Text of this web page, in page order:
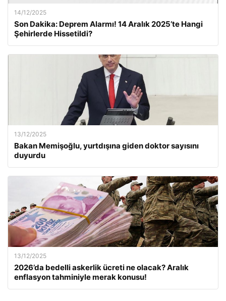
14/12/2025
Son Dakika: Deprem Alarmı! 14 Aralık 2025’te Hangi
Şehirlerde Hissetildi?
13/12/2025
Bakan Memişoğlu, yurtdışına giden doktor sayısını
duyurdu
13/12/2025
2026’da bedelli askerlik ücreti ne olacak? Aralık
enflasyon tahminiyle merak konusu!